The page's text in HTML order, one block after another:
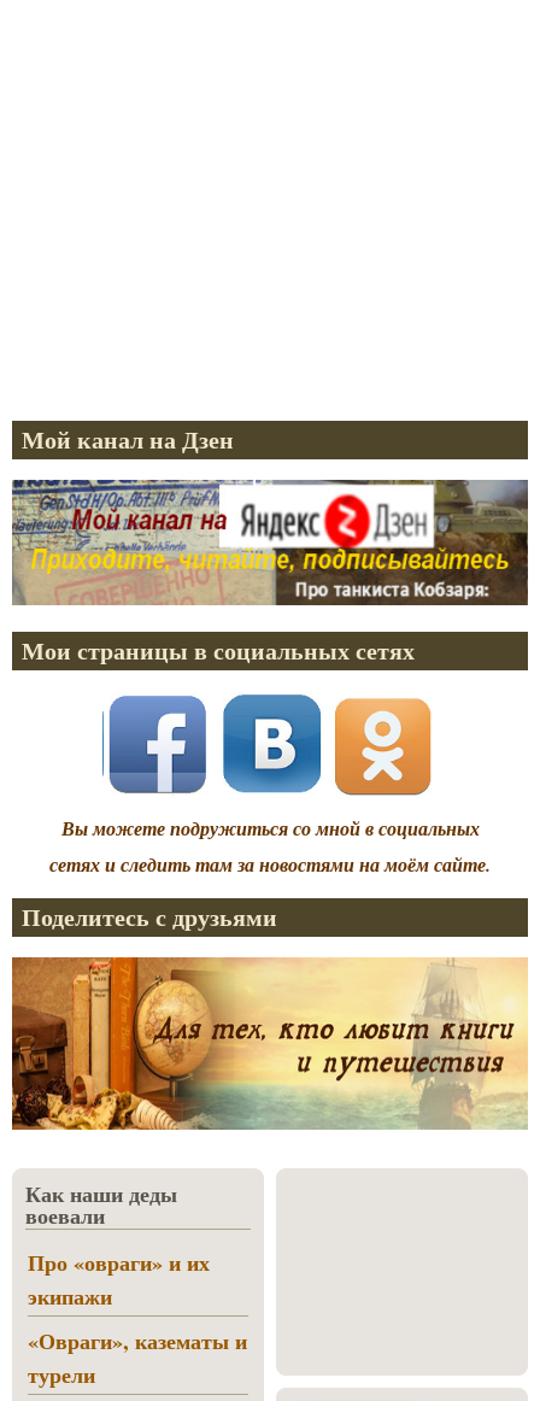
Мой канал на Дзен
Мои страницы в социальных сетях
Вы можете подружиться со мной в социальных
сетях и следить там за новостями на моём сайте.
Поделитесь с друзьями
Как наши деды
воевали
Про «овраги» и их
экипажи
«Овраги», казематы и
турели